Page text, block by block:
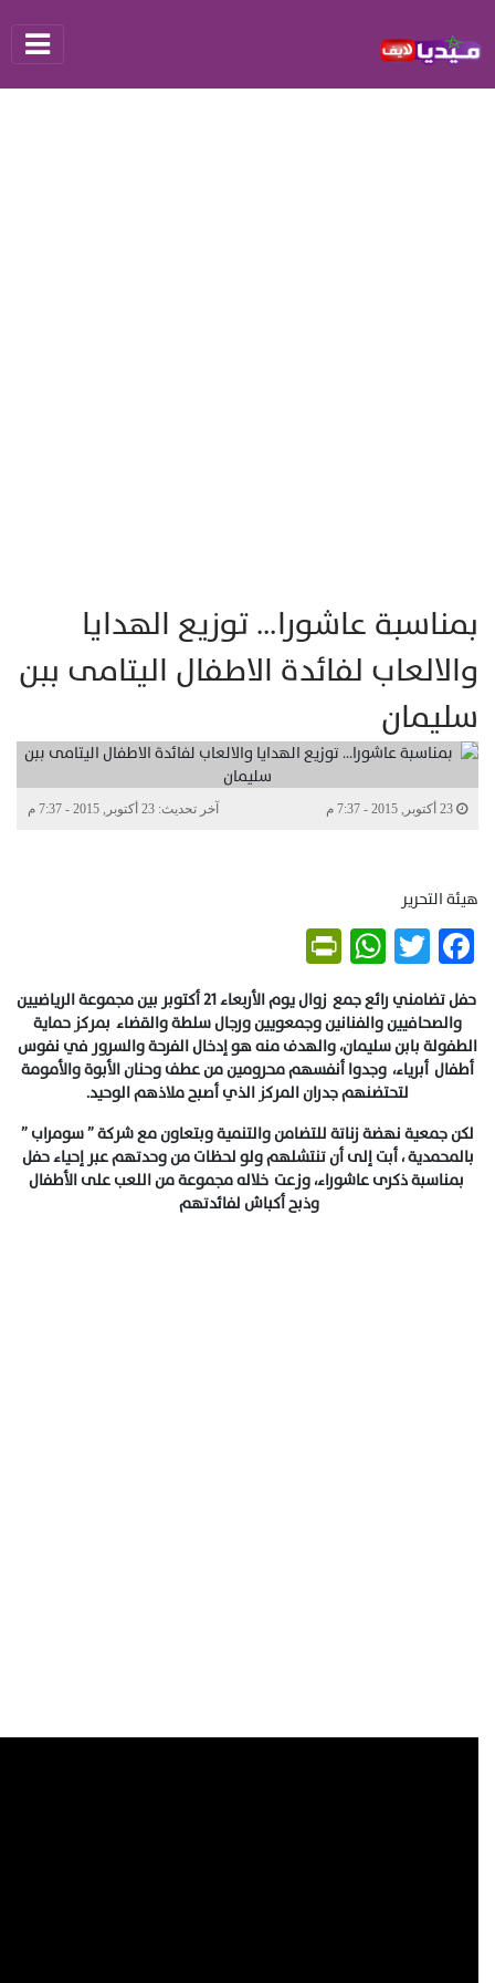
بمناسبة عاشورا… توزيع الهدايا
والالعاب لفائدة الاطفال اليتامى ببن
سليمان
آخر تحديث: 23 أكتوبر, 2015 - 7:37 م
هيئة التحرير
Facebook
Twitter
WhatsApp
حفل تضامني رائع جمع زوال يوم الأربعاء 21 أكتوبر بين مجموعة الرياضيين
والصحافيين والفنانين وجمعويين ورجال سلطة والقضاء بمركز حماية
الطفولة بابن سليمان، والهدف منه هو إدخال الفرحة والسرور في نفوس
أطفال أبرياء، وجدوا أنفسهم محرومين من عطف وحنان الأبوة والأمومة
لتحتضنهم جدران المركز الذي أصبح ملاذهم الوحيد.
لكن جمعية نهضة زناتة للتضامن والتنمية وبتعاون مع شركة ” سومراب ”
بالمحمدية ، أبت إلى أن تنتشلهم ولو لحظات من وحدتهم عبر إحياء حفل
بمناسبة ذكرى عاشوراء، وزعت خلاله مجموعة من اللعب على الأطفال
وذبح أكباش لفائدتهم